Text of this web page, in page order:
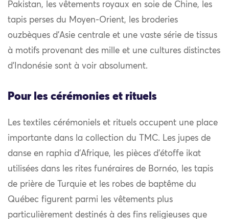
Pakistan, les vêtements royaux en soie de Chine, les
tapis perses du Moyen-Orient, les broderies
ouzbèques d’Asie centrale et une vaste série de tissus
à motifs provenant des mille et une cultures distinctes
d’Indonésie sont à voir absolument.
Pour les cérémonies et rituels
Les textiles cérémoniels et rituels occupent une place
importante dans la collection du TMC. Les jupes de
danse en raphia d’Afrique, les pièces d’étoffe ikat
utilisées dans les rites funéraires de Bornéo, les tapis
de prière de Turquie et les robes de baptême du
Québec figurent parmi les vêtements plus
particulièrement destinés à des fins religieuses que